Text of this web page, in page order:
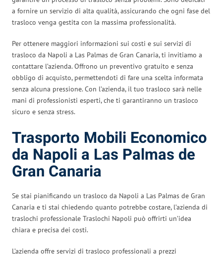
a fornire un servizio di alta qualità, assicurando che ogni fase del
trasloco venga gestita con la massima professionalità.
Per ottenere maggiori informazioni sui costi e sui servizi di
trasloco da Napoli a Las Palmas de Gran Canaria, ti invitiamo a
contattare l’azienda. Offrono un preventivo gratuito e senza
obbligo di acquisto, permettendoti di fare una scelta informata
senza alcuna pressione. Con l’azienda, il tuo trasloco sarà nelle
mani di professionisti esperti, che ti garantiranno un trasloco
sicuro e senza stress.
Trasporto Mobili Economico
da Napoli a Las Palmas de
Gran Canaria
Se stai pianificando un trasloco da Napoli a Las Palmas de Gran
Canaria e ti stai chiedendo quanto potrebbe costare, l’azienda di
traslochi professionale Traslochi Napoli può offrirti un’idea
chiara e precisa dei costi.
L’azienda offre servizi di trasloco professionali a prezzi